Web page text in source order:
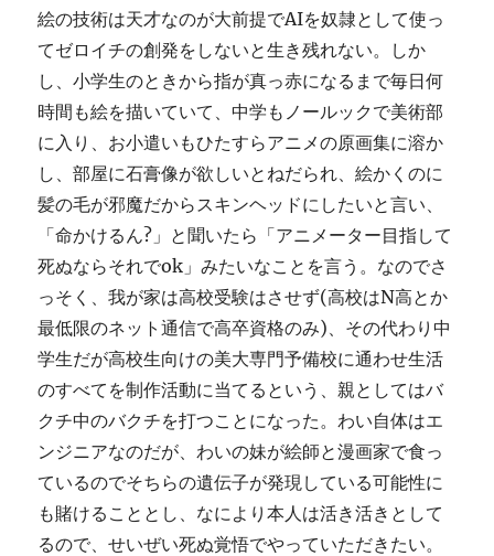
絵の技術は天才なのが大前提でAIを奴隷として使っ
てゼロイチの創発をしないと生き残れない。しか
し、小学生のときから指が真っ赤になるまで毎日何
時間も絵を描いていて、中学もノールックで美術部
に入り、お小遣いもひたすらアニメの原画集に溶か
し、部屋に石膏像が欲しいとねだられ、絵かくのに
髪の毛が邪魔だからスキンヘッドにしたいと言い、
「命かけるん?」と聞いたら「アニメーター目指して
死ぬならそれでok」みたいなことを言う。なのでさ
っそく、我が家は高校受験はさせず(高校はN高とか
最低限のネット通信で高卒資格のみ)、その代わり中
学生だが高校生向けの美大専門予備校に通わせ生活
のすべてを制作活動に当てるという、親としてはバ
クチ中のバクチを打つことになった。わい自体はエ
ンジニアなのだが、わいの妹が絵師と漫画家で食っ
ているのでそちらの遺伝子が発現している可能性に
も賭けることとし、なにより本人は活き活きとして
るので、せいぜい死ぬ覚悟でやっていただきたい。